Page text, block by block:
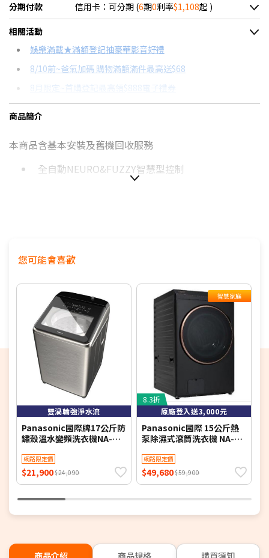
分期付款 信用卡：可分期 (6期0利率$1,108起 )
＊實際可分期數、適用利率，請以購物車顯示為主
信用卡分期
分期數
6期 0利率
每期金額 配合銀行/業者
相關活動
娛樂滿載★滿額登記抽豪華影音好禮
8/10前~爸氣加碼 購物滿額滿件最高送$68
8月限定~首購登記最高領$888電子禮券
台灣大哥大Open Possible聯名卡滿額最高回饋25%
2萬內首選！13-15KG洗衣機評比→點我看達人教你買
商品簡介
本商品含基本安裝及舊機回收服務
全自動NEURO&FUZZY智慧型控制
您可能會喜歡
雙渦輪強淨水流
Panasonic國際牌17公斤防
鏽殼溫水變頻洗衣機NA-
網路限定價
$21,900$24,090
智慧家庭
8.3折
原廠登入送3,000元
Panasonic國際 15公斤熱
泵除濕式滾筒洗衣機 NA-
安裝 贈品-節能回饋金(自行
官網登入)$3000【限時優
惠】
網路限定價
$49,680$59,900
商品介紹 商品規格 購買須知